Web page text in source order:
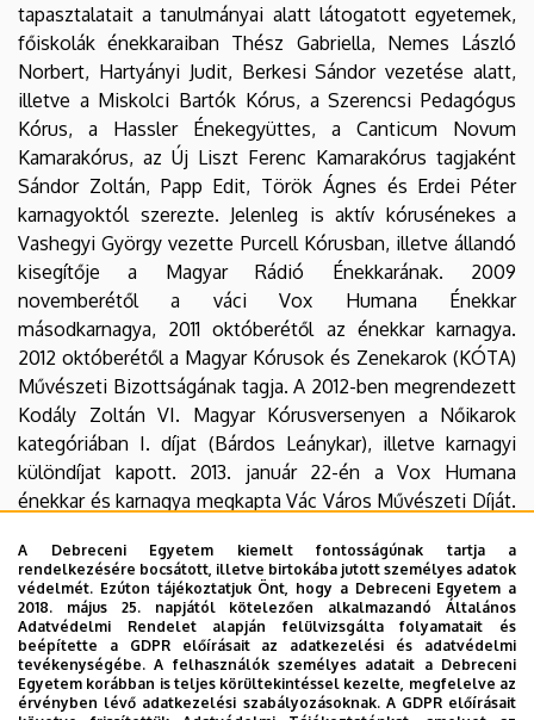
tapasztalatait a tanulmányai alatt látogatott egyetemek,
főiskolák énekkaraiban Thész Gabriella, Nemes László
Norbert, Hartyányi Judit, Berkesi Sándor vezetése alatt,
illetve a Miskolci Bartók Kórus, a Szerencsi Pedagógus
Kórus, a Hassler Énekegyüttes, a Canticum Novum
Kamarakórus, az Új Liszt Ferenc Kamarakórus tagjaként
Sándor Zoltán, Papp Edit, Török Ágnes és Erdei Péter
karnagyoktól szerezte. Jelenleg is aktív kórusénekes a
Vashegyi György vezette Purcell Kórusban, illetve állandó
kisegítője a Magyar Rádió Énekkarának. 2009
novemberétől a váci Vox Humana Énekkar
másodkarnagya, 2011 októberétől az énekkar karnagya.
2012 októberétől a Magyar Kórusok és Zenekarok (KÓTA)
Művészeti Bizottságának tagja. A 2012-ben megrendezett
Kodály Zoltán VI. Magyar Kórusversenyen a Nőikarok
kategóriában I. díjat (Bárdos Leánykar), illetve karnagyi
különdíjat kapott. 2013. január 22-én a Vox Humana
énekkar és karnagya megkapta Vác Város Művészeti Díját.
Fesztivál és I. Nemzetközi Kórusversenyen I. díjat, 2015-
ben a Kodály Zoltán VII. Magyar Kórusversenyen Arany
diplomát nyert, vezetőjük karnagyi különdíjat kapott.
2012 - 2016 között a Pécs Cantat 2015 Regionális
Művészeti Bizottságának tagja. 2014-ben a Vác Civitas
A Debreceni Egyetem kiemelt fontosságúnak tartja a
rendelkezésére bocsátott, illetve birtokába jutott személyes adatok
védelmét. Ezúton tájékoztatjuk Önt, hogy a Debreceni Egyetem a
2018. május 25. napjától kötelezően alkalmazandó Általános
Adatvédelmi Rendelet alapján felülvizsgálta folyamatait és
beépítette a GDPR előírásait az adatkezelési és adatvédelmi
tevékenységébe. A felhasználók személyes adatait a Debreceni
Egyetem korábban is teljes körültekintéssel kezelte, megfelelve az
érvényben lévő adatkezelési szabályozásoknak. A GDPR előírásait